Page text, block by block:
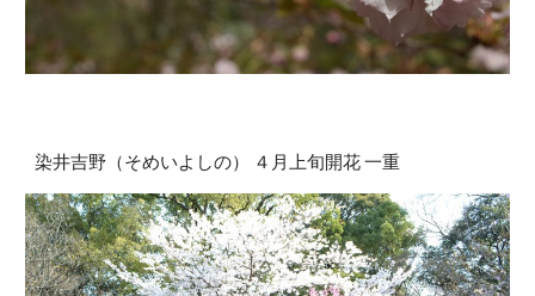
染井吉野（そめいよしの） ４月上旬開花 一重